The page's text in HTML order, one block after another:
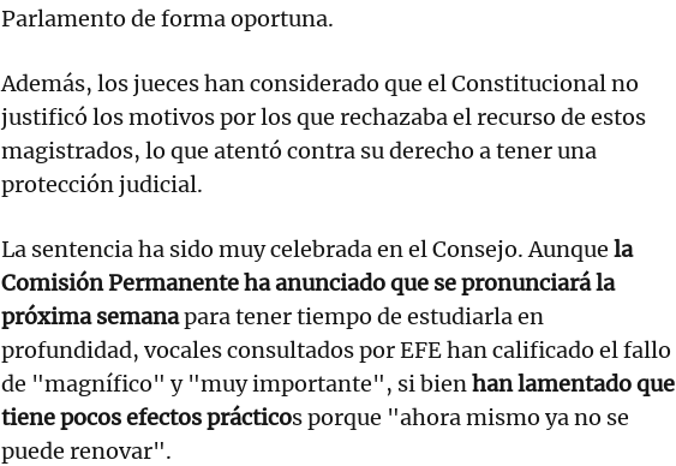
Parlamento de forma oportuna.
Además, los jueces han considerado que el Constitucional no
justificó los motivos por los que rechazaba el recurso de estos
magistrados, lo que atentó contra su derecho a tener una
protección judicial.
La sentencia ha sido muy celebrada en el Consejo. Aunque la
Comisión Permanente ha anunciado que se pronunciará la
próxima semanapara tener tiempo de estudiarla en
profundidad, vocales consultados por EFE han calificado el fallo
de "magnífico" y "muy importante", si bienhan lamentado que
tiene pocos efectos prácticos porque "ahora mismo ya no se
puede renovar".